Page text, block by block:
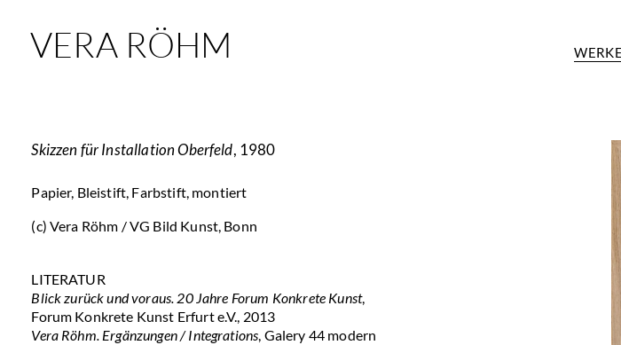
VERA RÖHM WERKE
Skizzen für Installation Oberfeld, 1980
Papier, Bleistift, Farbstift, montiert
(c) Vera Röhm / VG Bild Kunst, Bonn
LITERATUR
Blick zurück und voraus. 20 Jahre Forum Konkrete Kunst,
Forum Konkrete Kunst Erfurt e.V., 2013
Vera Röhm. Ergänzungen / Integrations, Galery 44 modern